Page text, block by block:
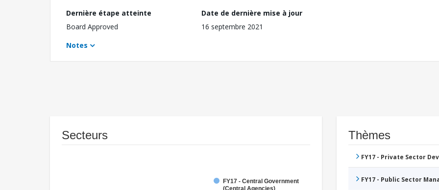
Dernière étape atteinte
Board Approved
Date de dernière mise à jour
16 septembre 2021
Notes
Secteurs
FY17 - Central Government
(Central Agencies)
Thèmes
FY17 - Private Sector
FY17 - Public Sector